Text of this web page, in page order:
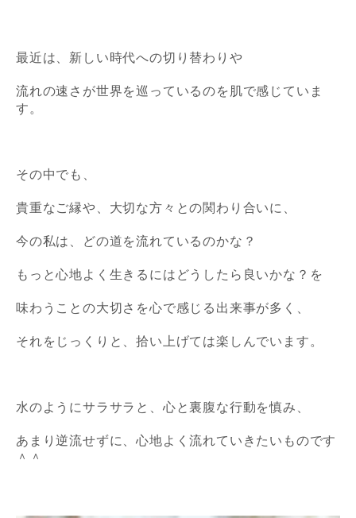
最近は、新しい時代への切り替わりや
流れの速さが世界を巡っているのを 肌で感じていま
す。
その中でも、
貴重なご縁や、大切な方々との関わり合いに、
今の私は、どの道を流れているのかな？
もっと心地よく生きるにはどうしたら良いかな？ を
味わうことの大切さを心で感じる出来事が多く、
それをじっくりと、拾い上げては楽しんでいます。
水のようにサラサラと、心と裏腹な行動を慎み、
あまり逆流せずに、心地よく流れていきたいものです
＾＾